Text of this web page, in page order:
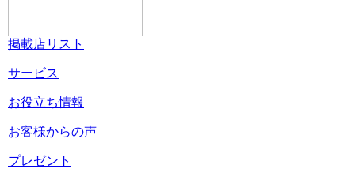
掲載店リスト
サービス
お役立ち情報
お客様からの声
プレゼント